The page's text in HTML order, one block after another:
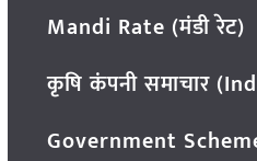
Mandi Rate (मंडी रेट)
कृषि कंपनी समाचार
Government